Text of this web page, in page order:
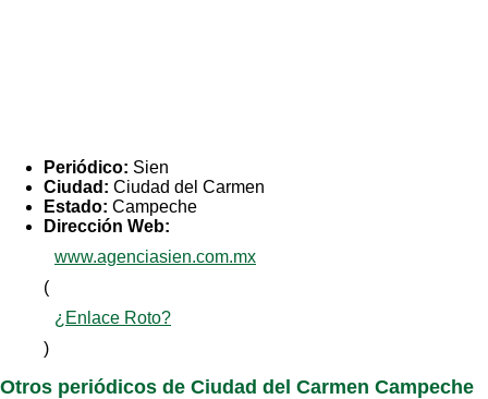
Periódico: Sien
Ciudad: Ciudad del Carmen
Estado: Campeche
Dirección Web:
www.agenciasien.com.mx
(
¿Enlace Roto?
)
Otros periódicos de Ciudad del Carmen Campeche